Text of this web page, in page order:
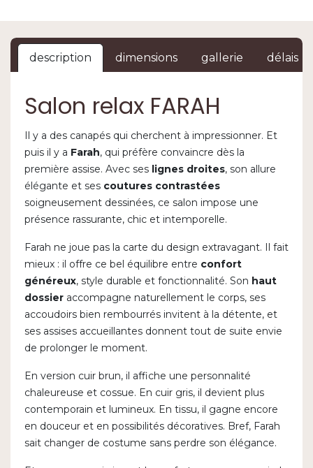
description dimensions gallerie délais
Salon relax FARAH
Il y a des canapés qui cherchent à impressionner. Et
puis il y a Farah, qui préfère convaincre dès la
première assise. Avec ses lignes droites, son allure
élégante et ses coutures contrastées
soigneusement dessinées, ce salon impose une
présence rassurante, chic et intemporelle.
Farah ne joue pas la carte du design extravagant. Il fait
mieux : il offre ce bel équilibre entre confort
généreux, style durable et fonctionnalité. Son haut
dossier accompagne naturellement le corps, ses
accoudoirs bien rembourrés invitent à la détente, et
ses assises accueillantes donnent tout de suite envie
de prolonger le moment.
En version cuir brun, il affiche une personnalité
chaleureuse et cossue. En cuir gris, il devient plus
contemporain et lumineux. En tissu, il gagne encore
en douceur et en possibilités décoratives. Bref, Farah
sait changer de costume sans perdre son élégance.